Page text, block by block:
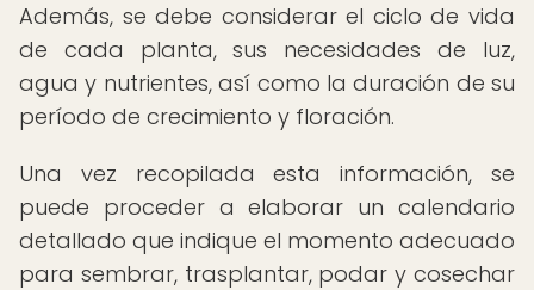
Además, se debe considerar el ciclo de vida
de cada planta, sus necesidades de luz,
agua y nutrientes, así como la duración de su
período de crecimiento y floración.
Una vez recopilada esta información, se
puede proceder a elaborar un calendario
detallado que indique el momento adecuado
para sembrar, trasplantar, podar y cosechar